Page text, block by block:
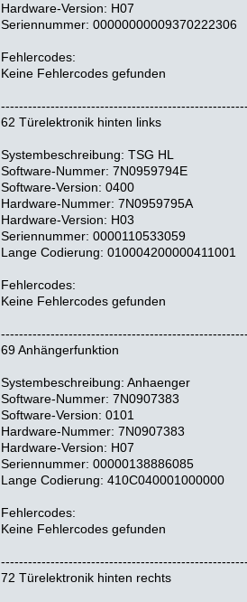
Hardware-Version: H07
Seriennummer: 00000000009370222306
Fehlercodes:
Keine Fehlercodes gefunden
62 Türelektronik hinten links
Systembeschreibung: TSG HL
Software-Nummer: 7N0959794E
Software-Version: 0400
Hardware-Nummer: 7N0959795A
Hardware-Version: H03
Seriennummer: 0000110533059
Lange Codierung: 010004200000411001
Fehlercodes:
Keine Fehlercodes gefunden
69 Anhängerfunktion
Systembeschreibung: Anhaenger
Software-Nummer: 7N0907383
Software-Version: 0101
Hardware-Nummer: 7N0907383
Hardware-Version: H07
Seriennummer: 00000138886085
Lange Codierung: 410C040001000000
Fehlercodes:
Keine Fehlercodes gefunden
72 Türelektronik hinten rechts